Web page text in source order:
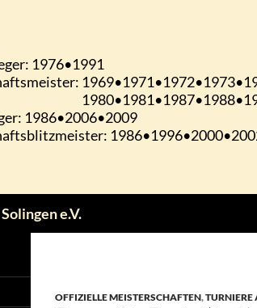
e.V.
OFFIZIELLE MEISTERSCHAFTEN,TURNIERE